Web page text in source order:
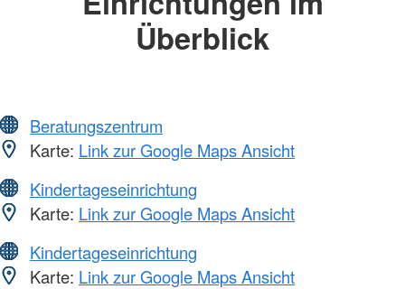
Überblick
Beratungszentrum
Karte: Link zur Google Maps Ansicht
Kindertageseinrichtung
Karte: Link zur Google Maps Ansicht
Kindertageseinrichtung
Karte: Link zur Google Maps Ansicht